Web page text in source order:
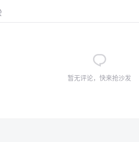
暂无评论，快来抢沙发